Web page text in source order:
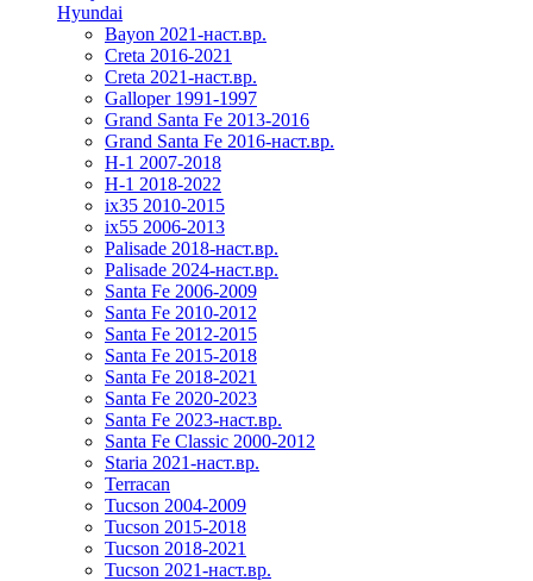
Hyundai
Bayon 2021-наст.вр.
Creta 2016-2021
Creta 2021-наст.вр.
Galloper 1991-1997
Grand Santa Fe 2013-2016
Grand Santa Fe 2016-наст.вр.
H-1 2007-2018
H-1 2018-2022
ix35 2010-2015
ix55 2006-2013
Palisade 2018-наст.вр.
Palisade 2024-наст.вр.
Santa Fe 2006-2009
Santa Fe 2010-2012
Santa Fe 2012-2015
Santa Fe 2015-2018
Santa Fe 2018-2021
Santa Fe 2020-2023
Santa Fe 2023-наст.вр.
Santa Fe Classic 2000-2012
Staria 2021-наст.вр.
Terracan
Tucson 2004-2009
Tucson 2015-2018
Tucson 2018-2021
Tucson 2021-наст.вр.